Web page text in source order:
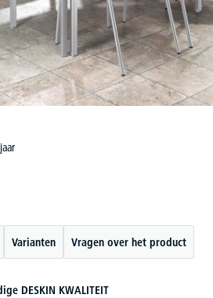
Varianten Vragen over het product
DESKIN KWALITEIT